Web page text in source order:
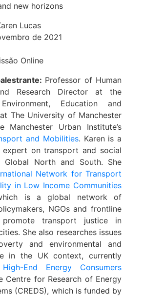
new horizons
Lucas
de 2021
Online
Professor of Human
Research Director at the
Education and
The University of Manchester
Manchester Urban Institute’s
and Mobilities. Karen is a
expert on transport and social
North and South. She
Network for Transport
in Low Income Communities
is a global network of
NGOs and frontline
transport justice in
She also researches issues
and environmental and
in the UK context, currently
High-End Energy Consumers
Centre for Research of Energy
(CREDS), which is funded by